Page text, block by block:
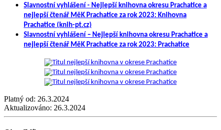
Slavnostní vyhlášení - Nejlepší knihovna okresu Prachatice a
nejlepší čtenář MěK Prachatice za rok 2023: Knihovna
Prachatice (knih-pt.cz)
Slavnostní vyhlášení – Nejlepší knihovna okresu Prachatice a
nejlepší čtenář MěK Prachatice za rok 2023: Prachatice
Platný od: 26.3.2024
Aktualizováno: 26.3.2024